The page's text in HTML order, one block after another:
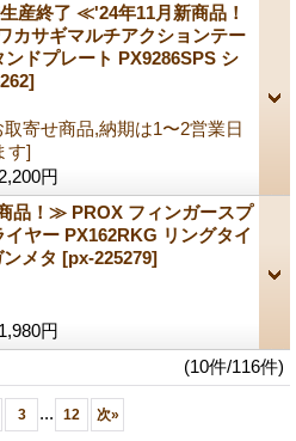
産終了 ≪'24年11月新商品！
カサギマルチアクションテー
ンドプレート PX9286SPS シ
寄せ商品,納期は1〜2営業日
す]
2,200円
品！≫ PROX フィンガースプ
イヤー PX162RKG リングタイ
メタ [px-225279]
1,980円
(10件/116件)
3 ... 12 次»